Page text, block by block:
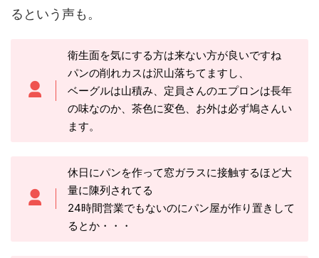
るという声も。
衛生面を気にする方は来ない方が良いですね
パンの削れカスは沢山落ちてますし、
ベーグルは山積み、定員さんのエプロンは長年
の味なのか、茶色に変色、お外は必ず鳩さんい
ます。
休日にパンを作って窓ガラスに接触するほど大
量に陳列されてる
24時間営業でもないのにパン屋が作り置きして
るとか・・・